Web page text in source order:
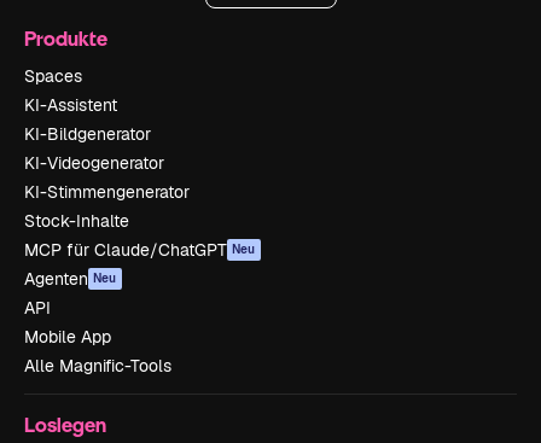
Produkte
Spaces
KI-Assistent
KI-Bildgenerator
KI-Videogenerator
KI-Stimmengenerator
Stock-Inhalte
MCP für Claude/ChatGPT Neu
Agenten Neu
API
Mobile App
Alle Magnific-Tools
Loslegen